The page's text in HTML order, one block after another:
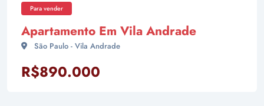
Para vender
Apartamento Em Vila Andrade
São Paulo - Vila Andrade
R$890.000